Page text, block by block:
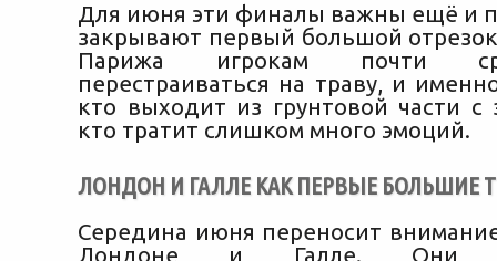
Для июня эти финалы важны ещё и
закрывают первый большой
Парижа игрокам почти
перестраиваться на траву, и
кто выходит из грунтовой части с
кто тратит слишком много эмоций.
ЛОНДОН И ГАЛЛЕ КАК ПЕРВЫЕ БОЛЬШИЕ
Середина июня переносит
Лондоне и Галле. Они